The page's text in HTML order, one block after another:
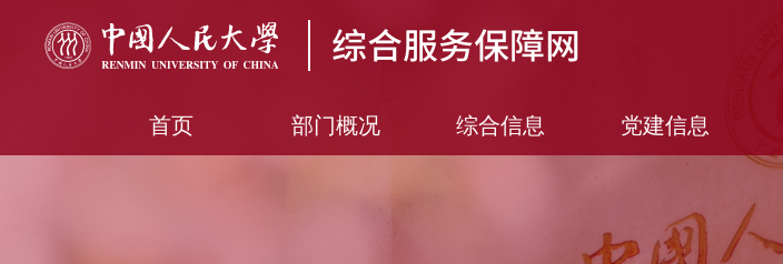
首页 部门概况 综合信息 党建信息